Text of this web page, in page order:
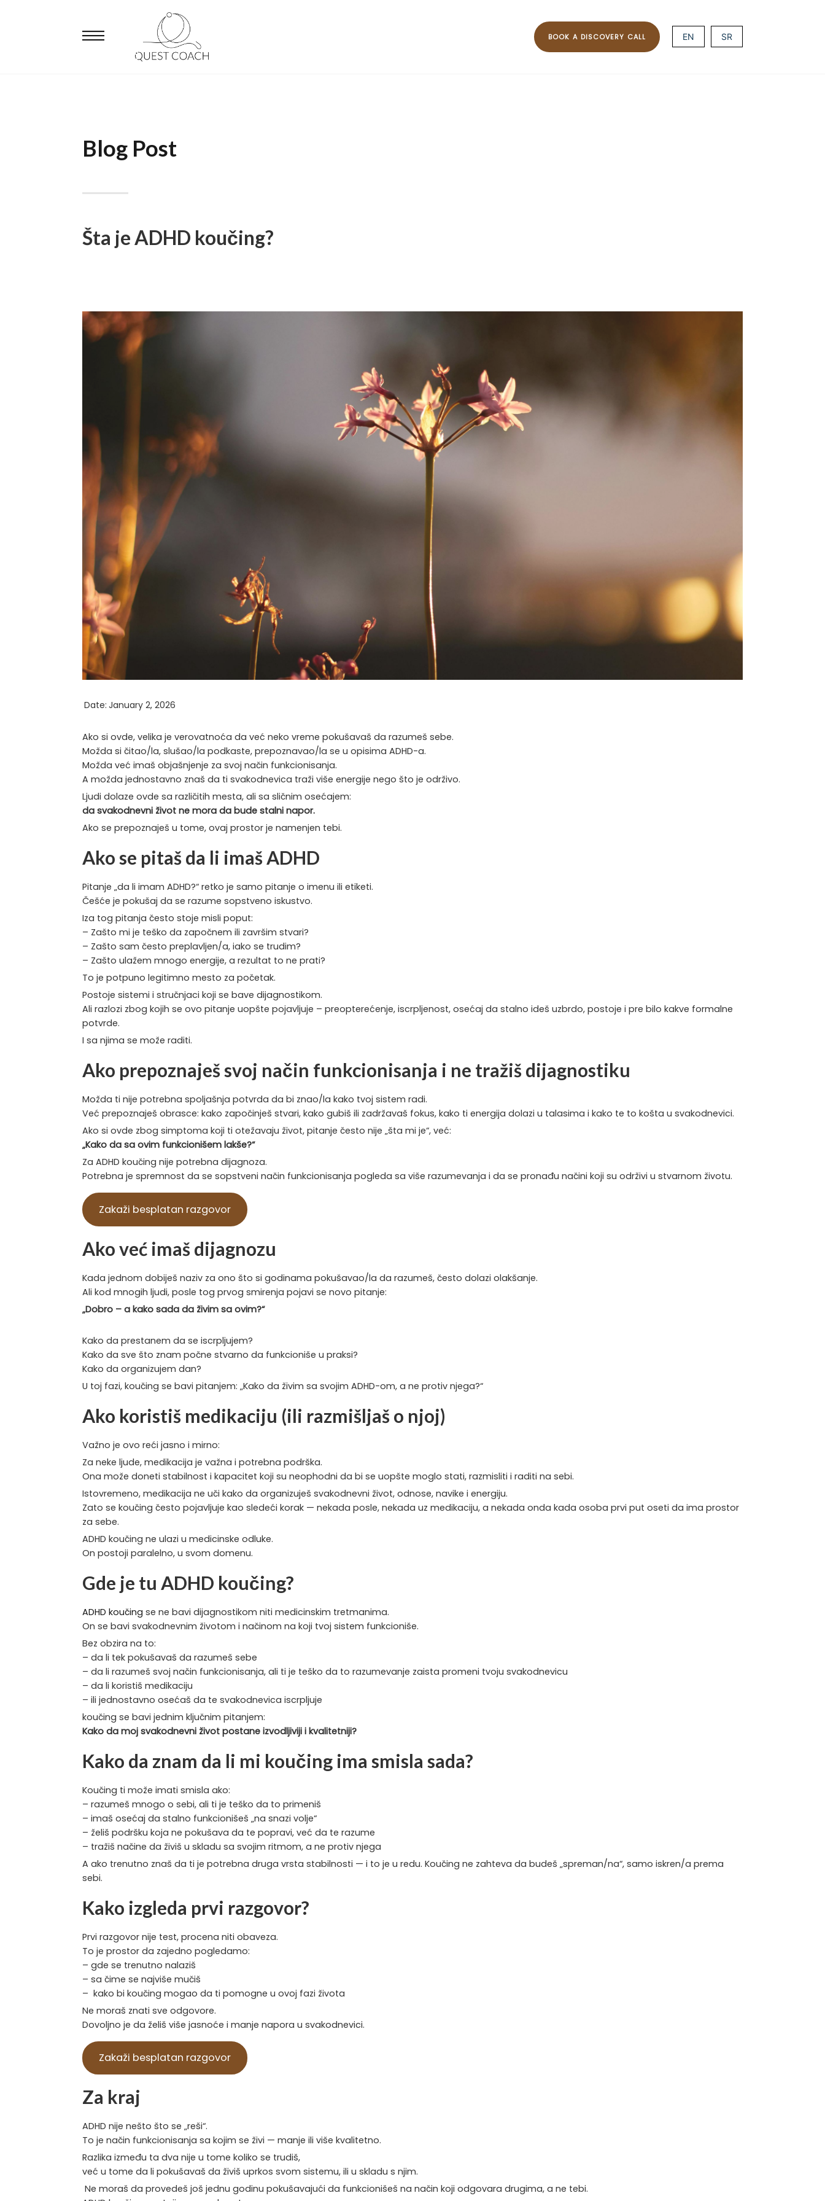
BOOK A DISCOVERY CALL EN SR
Blog Post
Šta je ADHD koučing?
Date: January 2, 2026
Ako si ovde, velika je verovatnoća da već neko vreme pokušavaš da razumeš sebe.
Možda si čitao/la, slušao/la podkaste, prepoznavao/la se u opisima ADHD-a.
Možda već imaš objašnjenje za svoj način funkcionisanja.
A možda jednostavno znaš da ti svakodnevica traži više energije nego što je održivo.
Ljudi dolaze ovde sa različitih mesta, ali sa sličnim osećajem:
da svakodnevni život ne mora da bude stalni napor.
Ako se prepoznaješ u tome, ovaj prostor je namenjen tebi.
Ako se pitaš da li imaš ADHD
Pitanje „da li imam ADHD?“ retko je samo pitanje o imenu ili etiketi.
Češće je pokušaj da se razume sopstveno iskustvo.
Iza tog pitanja često stoje misli poput:
– Zašto mi je teško da započnem ili završim stvari?
– Zašto sam često preplavljen/a, iako se trudim?
– Zašto ulažem mnogo energije, a rezultat to ne prati?
To je potpuno legitimno mesto za početak.
Postoje sistemi i stručnjaci koji se bave dijagnostikom.
Ali razlozi zbog kojih se ovo pitanje uopšte pojavljuje – preopterećenje, iscrpljenost, osećaj da stalno ideš uzbrdo, postoje i pre bilo kakve formalne
potvrde.
I sa njima se može raditi.
Ako prepoznaješ svoj način funkcionisanja i ne tražiš dijagnostiku
Možda ti nije potrebna spoljašnja potvrda da bi znao/la kako tvoj sistem radi.
Već prepoznaješ obrasce: kako započinješ stvari, kako gubiš ili zadržavaš fokus, kako ti energija dolazi u talasima i kako te to košta u svakodnevici.
Ako si ovde zbog simptoma koji ti otežavaju život, pitanje često nije „šta mi je“, već:
„Kako da sa ovim funkcionišem lakše?“
Za ADHD koučing nije potrebna dijagnoza.
Potrebna je spremnost da se sopstveni način funkcionisanja pogleda sa više razumevanja i da se pronađu načini koji su održivi u stvarnom životu.
Zakaži besplatan razgovor
Ako već imaš dijagnozu
Kada jednom dobiješ naziv za ono što si godinama pokušavao/la da razumeš, često dolazi olakšanje.
Ali kod mnogih ljudi, posle tog prvog smirenja pojavi se novo pitanje:
„Dobro – a kako sada da živim sa ovim?“
Kako da prestanem da se iscrpljujem?
Kako da sve što znam počne stvarno da funkcioniše u praksi?
Kako da organizujem dan?
U toj fazi, koučing se bavi pitanjem: „Kako da živim sa svojim ADHD-om, a ne protiv njega?“
Ako koristiš medikaciju (ili razmišljaš o njoj)
Važno je ovo reći jasno i mirno:
Za neke ljude, medikacija je važna i potrebna podrška.
Ona može doneti stabilnost i kapacitet koji su neophodni da bi se uopšte moglo stati, razmisliti i raditi na sebi.
Istovremeno, medikacija ne uči kako da organizuješ svakodnevni život, odnose, navike i energiju.
Zato se koučing često pojavljuje kao sledeći korak — nekada posle, nekada uz medikaciju, a nekada onda kada osoba prvi put oseti da ima prostor
za sebe.
ADHD koučing ne ulazi u medicinske odluke.
On postoji paralelno, u svom domenu.
Gde je tu ADHD koučing?
ADHD koučing se ne bavi dijagnostikom niti medicinskim tretmanima.
On se bavi svakodnevnim životom i načinom na koji tvoj sistem funkcioniše.
Bez obzira na to:
– da li tek pokušavaš da razumeš sebe
– da li razumeš svoj način funkcionisanja, ali ti je teško da to razumevanje zaista promeni tvoju svakodnevicu
– da li koristiš medikaciju
– ili jednostavno osećaš da te svakodnevica iscrpljuje
koučing se bavi jednim ključnim pitanjem:
Kako da moj svakodnevni život postane izvodljiviji i kvalitetniji?
Kako da znam da li mi koučing ima smisla sada?
Koučing ti može imati smisla ako:
– razumeš mnogo o sebi, ali ti je teško da to primeniš
– imaš osećaj da stalno funkcionišeš „na snazi volje“
– želiš podršku koja ne pokušava da te popravi, već da te razume
– tražiš načine da živiš u skladu sa svojim ritmom, a ne protiv njega
A ako trenutno znaš da ti je potrebna druga vrsta stabilnosti — i to je u redu. Koučing ne zahteva da budeš „spreman/na“, samo iskren/a prema
sebi.
Kako izgleda prvi razgovor?
Prvi razgovor nije test, procena niti obaveza.
To je prostor da zajedno pogledamo:
– gde se trenutno nalaziš
– sa čime se najviše mučiš
– kako bi koučing mogao da ti pomogne u ovoj fazi života
Ne moraš znati sve odgovore.
Dovoljno je da želiš više jasnoće i manje napora u svakodnevici.
Zakaži besplatan razgovor
Za kraj
ADHD nije nešto što se „reši“.
To je način funkcionisanja sa kojim se živi — manje ili više kvalitetno.
Razlika između ta dva nije u tome koliko se trudiš,
već u tome da li pokušavaš da živiš uprkos svom sistemu, ili u skladu s njim.
Ne moraš da provedeš još jednu godinu pokušavajući da funkcionišeš na način koji odgovara drugima, a ne tebi.